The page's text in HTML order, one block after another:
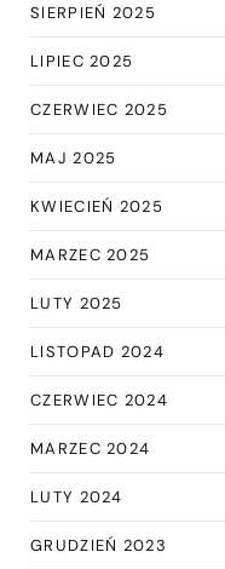
SIERPIEŃ 2025
LIPIEC 2025
CZERWIEC 2025
MAJ 2025
KWIECIEŃ 2025
MARZEC 2025
LUTY 2025
LISTOPAD 2024
CZERWIEC 2024
MARZEC 2024
LUTY 2024
GRUDZIEŃ 2023